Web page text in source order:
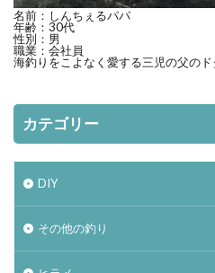
名前：しんちぇるパパ
年齢：30代
性別：男
職業：会社員
海釣りをこよなく愛する三児の父の
カテゴリー
DIY
その他の釣り